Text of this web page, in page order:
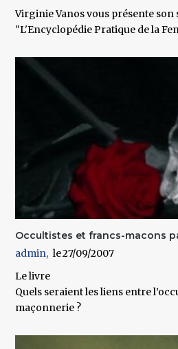
Virginie Vanos vous présente son
"L'Encyclopédie Pratique de la
Occultistes et francs-macons
admin
27/09/2007
Le livre
Quels seraient les liens entre
maçonnerie ?